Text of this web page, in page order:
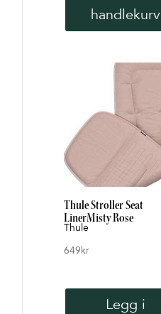
handlekurv
Thule Stroller Seat
LinerMisty Rose
Thule
649kr
Legg i